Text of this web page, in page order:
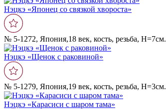
Нэцкэ «Японец со связкой хвороста»
№ 5-1272, Япония,18 век, кость, резьба, Н=7см.
Нэцкэ «Щенок с раковиной»
№ 5-1279, Япония,19 век, кость, резьба, Н=3см.
Нэцкэ «Карасиси с шаром тама»